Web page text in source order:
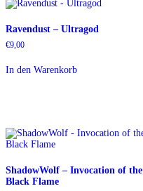
Ravendust – Ultragod
€9,00
In den Warenkorb
ShadowWolf – Invocation of the
Black Flame